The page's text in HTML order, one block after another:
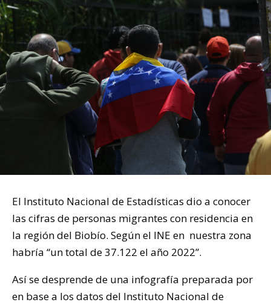
El Instituto Nacional de Estadísticas dio a conocer
las cifras de personas migrantes con residencia en
la región del Biobío. Según el INE en nuestra zona
habría “un total de 37.122 el año 2022”.
Así se desprende de una infografía preparada por
en base a los datos del Instituto Nacional de